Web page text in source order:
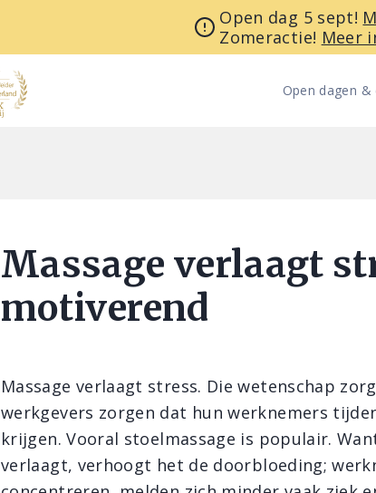
Open dag 5 sept!
Zomeractie! Meer
Open dagen &
Massage verlaagt
motiverend
Massage verlaagt stress. Die wetenschap
werkgevers zorgen dat hun werknemers
krijgen. Vooral stoelmassage is populair.
verlaagt, verhoogt het de doorbloeding;